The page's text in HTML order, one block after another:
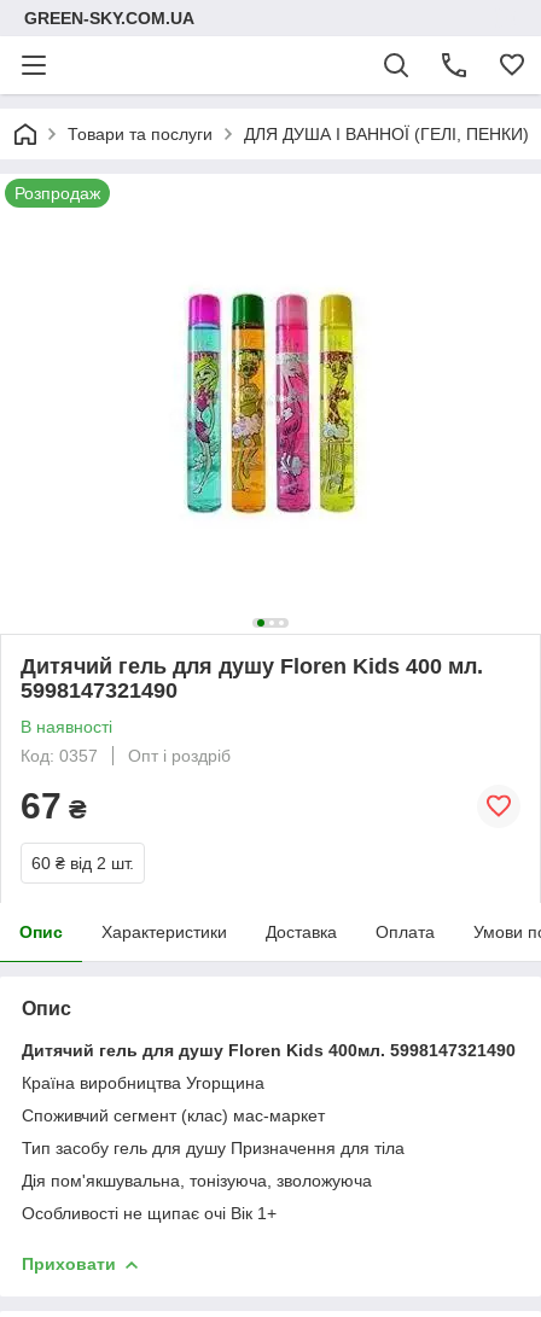
GREEN-SKY.COM.UA
Товари та послуги ДЛЯ ДУША І ВАННОЇ (ГЕЛІ, ПЕНКИ)
Розпродаж
Дитячий гель для душу Floren Kids 400 мл.
5998147321490
В наявності
Код: 0357
Опт і роздріб
67 ₴
60 ₴ від 2 шт.
Опис Характеристики Доставка Оплата Умови
Опис
Дитячий гель для душу Floren Kids 400мл. 5998147321490
Країна виробництва Угорщина
Споживчий сегмент (клас) мас-маркет
Тип засобу гель для душу Призначення для тіла
Дія пом'якшувальна, тонізуюча, зволожуюча
Особливості не щипає очі Вік 1+
Приховати